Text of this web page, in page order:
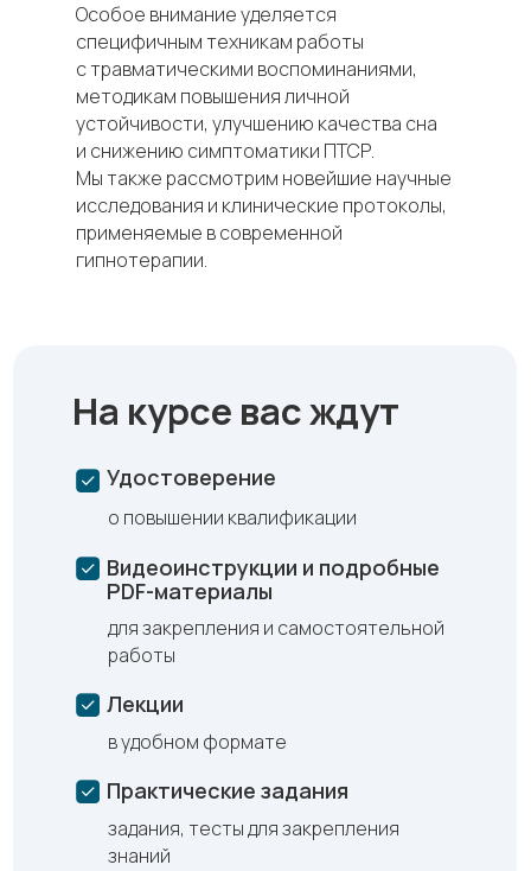
Особое внимание уделяется
специфичным техникам работы
с травматическими воспоминаниями,
методикам повышения личной
устойчивости, улучшению качества сна
и снижению симптоматики ПТСР.
Мы также рассмотрим новейшие научные
исследования и клинические протоколы,
применяемые в современной
гипнотерапии.
На курсе вас ждут
Лекции
Практические задания
Видеоинструкции и подробные
PDF-материалы
Удостоверение
для закрепления и самостоятельной
работы
в удобном формате
задания, тесты для закрепления
знаний
о повышении квалификации